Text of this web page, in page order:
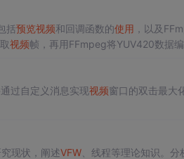
括预览视频和回调函数的使用 ，以及
视频帧，再用FFmpeg将YUV420数据
过自定义消息实现视频窗口的双击最大
现状，阐述VFW、线程等理论知识。分